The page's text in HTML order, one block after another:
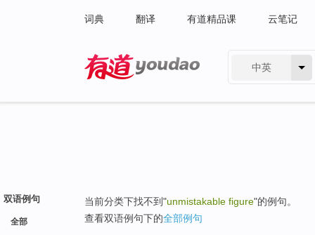
词典 翻译 有道精品课 云笔记
中英
双语例句
全部
当前分类下找不到"unmistakable figure"的例句。
查看双语例句下的全部例句